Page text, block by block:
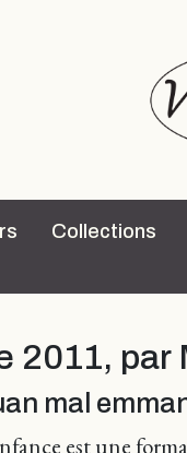
Collections
2011, par
mal
est une